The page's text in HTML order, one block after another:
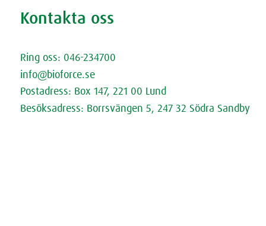
Kontakta oss
Ring oss: 046-234700
info@bioforce.se
Postadress: Box 147, 221 00 Lund
Besöksadress: Borrsvängen 5, 247 32 Södra Sandby